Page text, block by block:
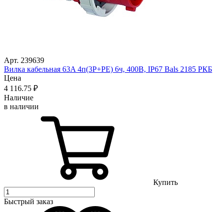
Арт. 239639
Вилка кабельная 63A 4п(3P+PE) 6ч, 400В, IP67 Bals 2185 РКБ
Цена
4 116.75 ₽
Наличие
в наличии
Купить
Быстрый заказ